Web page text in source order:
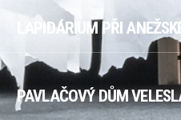
LAPIDÁRIUM PŘI
PAVLAČOVÝ DŮM